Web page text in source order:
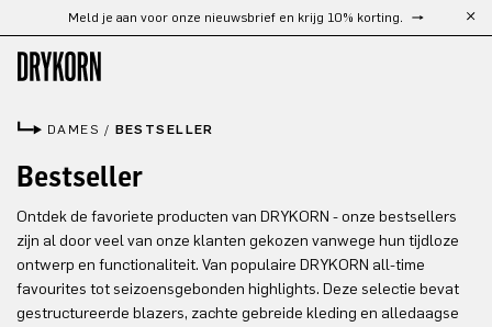
Ga naar de hoofdinhoud
Meld je aan voor onze nieuwsbrief en krijg 10% korting.
DAMES / BESTSELLER
Bestseller
Ontdek de favoriete producten van DRYKORN - onze bestsellers
zijn al door veel van onze klanten gekozen vanwege hun tijdloze
ontwerp en functionaliteit. Van populaire DRYKORN all-time
favourites tot seizoensgebonden highlights. Deze selectie bevat
gestructureerde blazers, zachte gebreide kleding en alledaagse